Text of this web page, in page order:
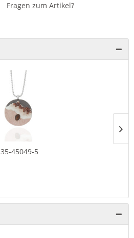
Fragen zum Artikel?
35-45049-5